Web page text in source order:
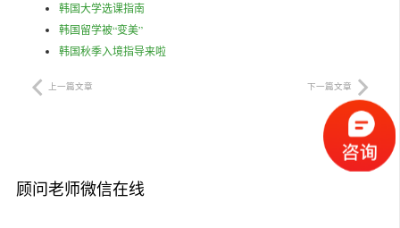
韩国大学选课指南
韩国留学被“变美”
韩国秋季入境指导来啦
上一篇文章 下一篇文章
顾问老师微信在线